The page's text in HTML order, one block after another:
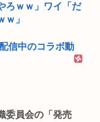
ろｗｗ」ワイ「だ
」
信中のコラボ動
委員会の「発売